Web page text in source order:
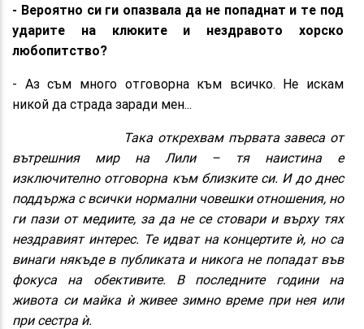
- Вероятно си ги опазвала да не попаднат и те под
ударите на клюките и нездравото хорско
любопитство?
- Аз съм много отговорна към всичко. Не искам
никой да страда заради мен...
Така открехвам първата завеса от
вътрешния мир на Лили – тя наистина е
изключително отговорна към близките си. И до днес
поддържа с всички нормални човешки отношения, но
ги пази от медиите, за да не се стовари и върху тях
нездравият интерес. Те идват на концертите ѝ, но са
винаги някъде в публиката и никога не попадат във
фокуса на обективите. В последните години на
живота си майка ѝ живее зимно време при нея или
при сестра ѝ.